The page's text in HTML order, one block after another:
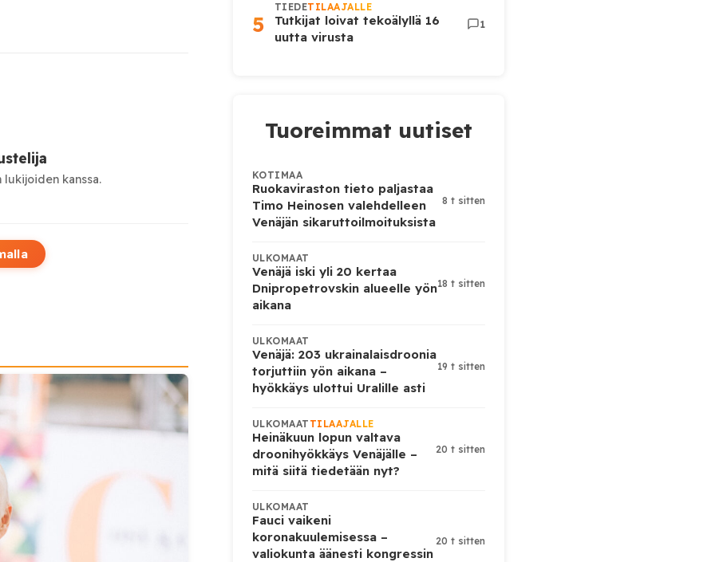
kanssa.
5
TIEDETILAAJALLE
Tutkijat loivat tekoälyllä 16
uutta virusta
1
Tuoreimmat uutiset
KOTIMAA
Ruokaviraston tieto paljastaa
Timo Heinosen valehdelleen
Venäjän sikaruttoilmoituksista
8 t sitten
ULKOMAAT
Venäjä iski yli 20 kertaa
Dnipropetrovskin alueelle yön
aikana
18 t sitten
ULKOMAAT
Venäjä: 203 ukrainalaisdroonia
torjuttiin yön aikana –
hyökkäys ulottui Uralille asti
19 t sitten
ULKOMAAT TILAAJALLE
Heinäkuun lopun valtava
droonihyökkäys Venäjälle –
mitä siitä tiedetään nyt?
20 t sitten
ULKOMAAT
Fauci vaikeni
koronakuulemisessa –
valiokunta äänesti kongressin
20 t sitten